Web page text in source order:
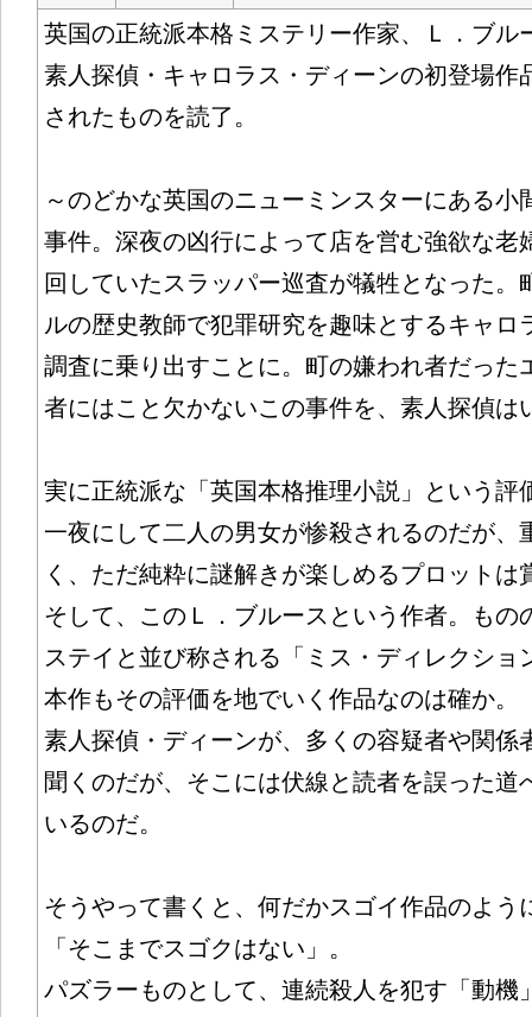
英国の正統派本格ミステリー作家、Ｌ．ブル
素人探偵・キャロラス・ディーンの初登場作
されたものを読了。
～のどかな英国のニューミンスターにある小
事件。深夜の凶行によって店を営む強欲な老
回していたスラッパー巡査が犠牲となった。
ルの歴史教師で犯罪研究を趣味とするキャロ
調査に乗り出すことに。町の嫌われ者だった
者にはこと欠かないこの事件を、素人探偵は
実に正統派な「英国本格推理小説」という評
一夜にして二人の男女が惨殺されるのだが、
く、ただ純粋に謎解きが楽しめるプロットは
そして、このＬ．ブルースという作者。もの
ステイと並び称される「ミス・ディレクショ
本作もその評価を地でいく作品なのは確か。
素人探偵・ディーンが、多くの容疑者や関係
聞くのだが、そこには伏線と読者を誤った道
いるのだ。
そうやって書くと、何だかスゴイ作品のよう
「そこまでスゴクはない」。
パズラーものとして、連続殺人を犯す「動機